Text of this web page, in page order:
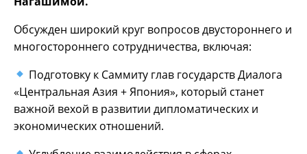
Обсужден широкий круг вопросов двустороннего и
многостороннего сотрудничества, включая:
Подготовку к Саммиту глав государств Диалога
«Центральная Азия + Япония», который станет
важной вехой в развитии дипломатических и
экономических отношений.